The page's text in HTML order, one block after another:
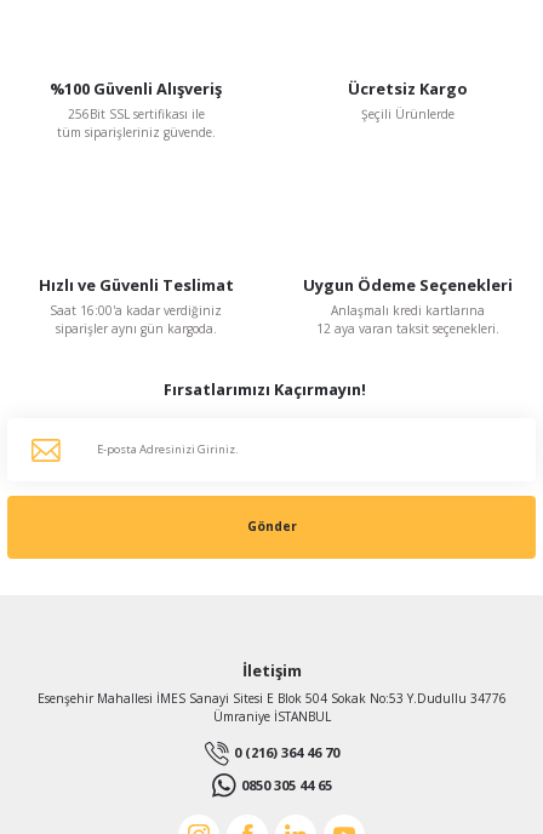
%100 Güvenli Alışveriş
256Bit SSL sertifikası ile
tüm siparişleriniz güvende.
Ücretsiz Kargo
Şeçili Ürünlerde
Hızlı ve Güvenli Teslimat
Saat 16:00'a kadar verdiğiniz
siparişler aynı gün kargoda.
Uygun Ödeme Seçenekleri
Anlaşmalı kredi kartlarına
12 aya varan taksit seçenekleri.
Fırsatlarımızı Kaçırmayın!
Gönder
İletişim
Esenşehir Mahallesi İMES Sanayi Sitesi E Blok 504 Sokak No:53 Y.Dudullu 34776
Ümraniye İSTANBUL
0 (216) 364 46 70
0850 305 44 65